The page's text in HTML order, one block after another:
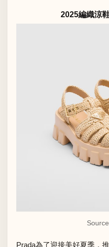
2025編織涼
Prada為了迎接美好夏季，